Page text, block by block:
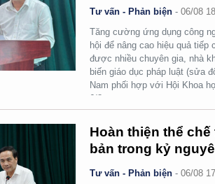
Tư vấn - Phản biện -06/08
Tăng cường ứng dụng công
hội để nâng cao hiệu quả
được nhiều chuyên gia, nhà
biến giáo dục pháp luật (sửa
Nam phối hợp với Hội Khoa
6/8.
Hoàn thiện thể
bản trong kỷ
Tư vấn - Phản biện -06/08